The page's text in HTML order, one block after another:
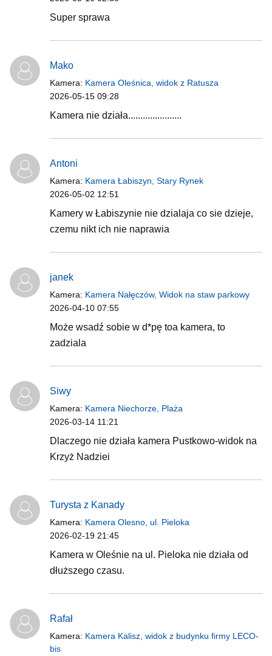
Super sprawa
Mako
Kamera: Kamera Oleśnica, widok z Ratusza
2026-05-15 09:28
Kamera nie działa......................
Antoni
Kamera: Kamera Łabiszyn, Stary Rynek
2026-05-02 12:51
Kamery w Łabiszynie nie dzialaja co sie dzieje,
czemu nikt ich nie naprawia
janek
Kamera: Kamera Nałęczów, Widok na staw parkowy
2026-04-10 07:55
Może wsadź sobie w d*pę toa kamera, to
zadziala
Siwy
Kamera: Kamera Niechorze, Plaża
2026-03-14 11:21
Dlaczego nie działa kamera Pustkowo-widok na
Krzyż Nadziei
Turysta z Kanady
Kamera: Kamera Olesno, ul. Pieloka
2026-02-19 21:45
Kamera w Oleśnie na ul. Pieloka nie działa od
dłuższego czasu.
Rafał
Kamera: Kamera Kalisz, widok z budynku firmy LECO-
bis